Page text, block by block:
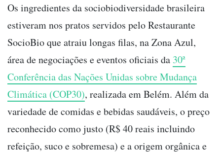
Os ingredientes da sociobiodiversidade brasileira
estiveram nos pratos servidos pelo Restaurante
SocioBio que atraiu longas filas, na Zona Azul,
área de negociações e eventos oficiais da 30ª
Conferência das Nações Unidas sobre Mudança
Climática (COP30), realizada em Belém. Além da
variedade de comidas e bebidas saudáveis, o preço
reconhecido como justo (R$ 40 reais incluindo
refeição, suco e sobremesa) e a origem orgânica e